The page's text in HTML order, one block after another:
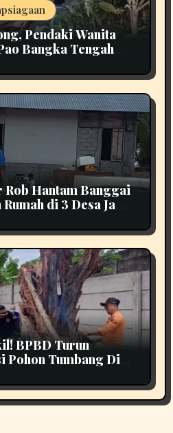
Pendaki Wanita
Bangka Tengah
Hantam Banggai
di 3 Desa Jadi
BPBD Turun
Pohon Tumbang Di